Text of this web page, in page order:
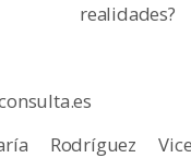
realidades?
Rodríguez